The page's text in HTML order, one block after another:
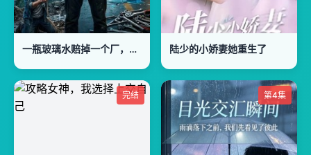
一瓶玻璃水赔掉一个厂，这买卖划算吗？ 陆少的小娇妻她重生了
完结 第4集